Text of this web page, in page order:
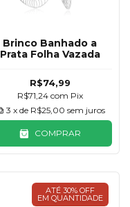
Brinco Banhado a
Prata Folha Vazada
R$74,99
R$71,24 com Pix
3 x de R$25,00 sem juros
COMPRAR
ATÉ 30% OFF
EM QUANTIDADE